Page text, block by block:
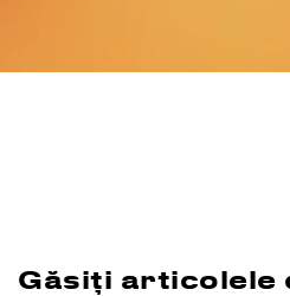
Găsiți articolele